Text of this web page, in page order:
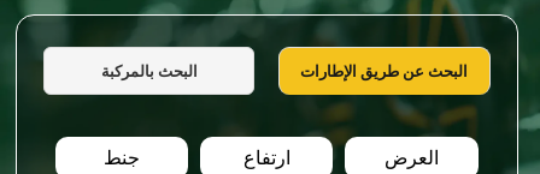
البحث عن طريق الإطارات البحث بالمركبة
العرض ارتفاع جنط